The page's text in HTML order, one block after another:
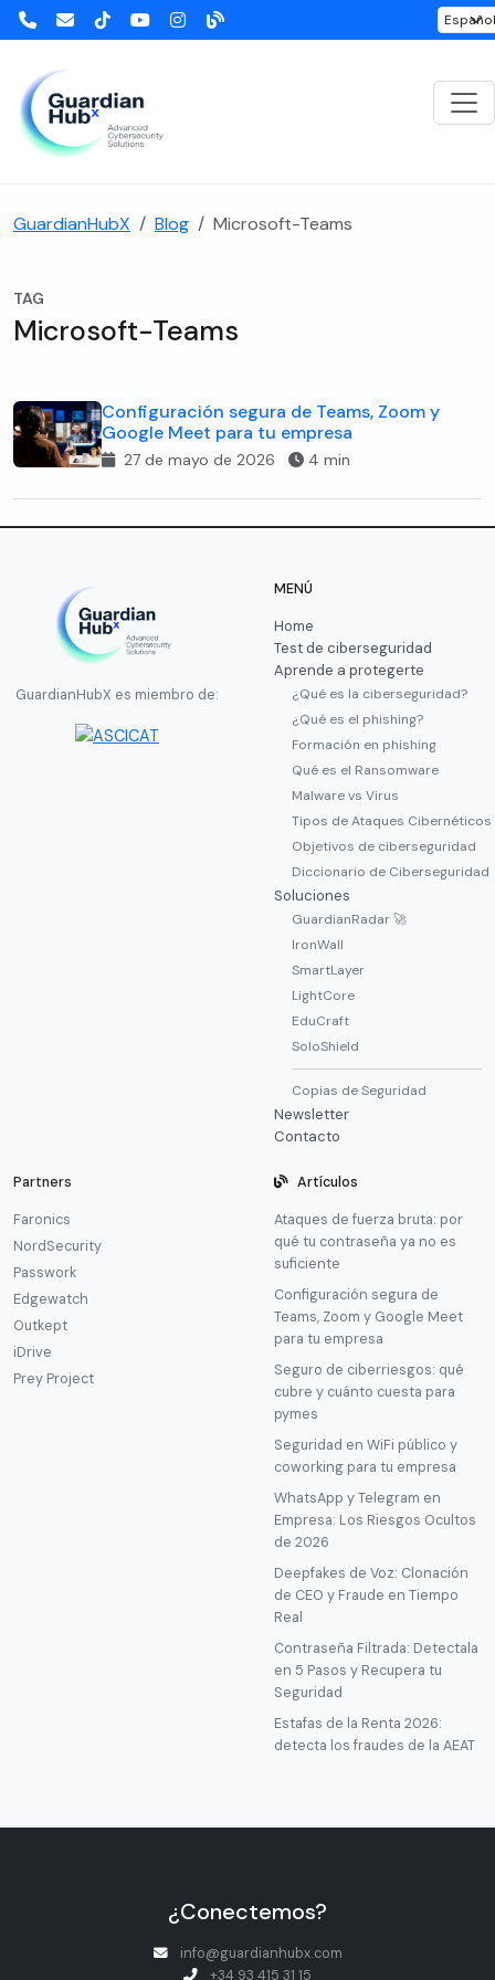
GuardianHubX Blog Microsoft-Teams
TAG
Microsoft-Teams
Configuración segura de Teams, Zoom y
Google Meet para tu empresa
27 de mayo de 2026 4 min
GuardianHubX es miembro de:
MENÚ
Home
Test de ciberseguridad
Aprende a protegerte
¿Qué es la ciberseguridad?
¿Qué es el phishing?
Formación en phishing
Qué es el Ransomware
Malware vs Virus
Tipos de Ataques Cibernéticos
Objetivos de ciberseguridad
Diccionario de Ciberseguridad
Soluciones
GuardianRadar 🚀
IronWall
SmartLayer
LightCore
EduCraft
SoloShield
Copias de Seguridad
Newsletter
Contacto
Partners
Faronics
NordSecurity
Passwork
Edgewatch
Outkept
iDrive
Prey Project
Artículos
Ataques de fuerza bruta: por
qué tu contraseña ya no es
suficiente
Configuración segura de
Teams, Zoom y Google Meet
para tu empresa
Seguro de ciberriesgos: qué
cubre y cuánto cuesta para
pymes
Seguridad en WiFi público y
coworking para tu empresa
WhatsApp y Telegram en
Empresa: Los Riesgos Ocultos
de 2026
Deepfakes de Voz: Clonación
de CEO y Fraude en Tiempo
Real
Contraseña Filtrada: Detectala
en 5 Pasos y Recupera tu
Seguridad
Estafas de la Renta 2026:
detecta los fraudes de la AEAT
¿Conectemos?
info@guardianhubx.com
+34 93 415 31 15